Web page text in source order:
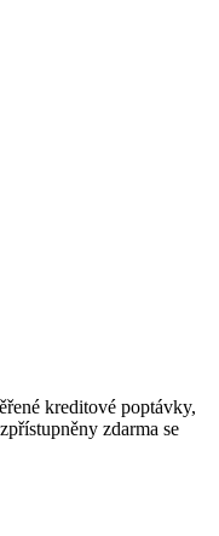
kreditové poptávky,
zdarma se